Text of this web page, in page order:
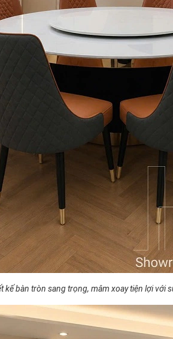
kế bàn tròn sang trọng, mâm xoay tiện lợi với